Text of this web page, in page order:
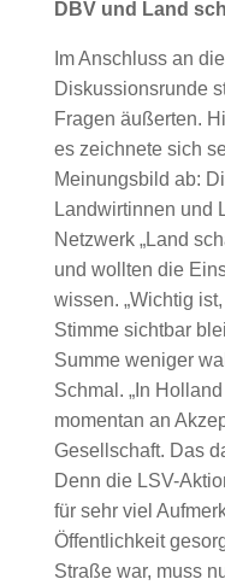
DBV und Land
Im Anschluss an
Diskussionsrunde
Fragen äußerten.
es zeichnete sich
Meinungsbild ab:
Landwirtinnen und
Netzwerk „Land
und wollten die
wissen. „Wichtig
Stimme sichtbar
Summe weniger
Schmal. „In
momentan an
Gesellschaft. Das
Denn die LSV-
für sehr viel
Öffentlichkeit
Straße war, muss